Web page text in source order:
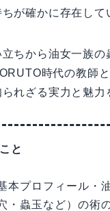
が確かに存在して
ちから油女一族
時代の教師
れざる実力と魅力
と
本プロフィール・
・蟲玉など）の術